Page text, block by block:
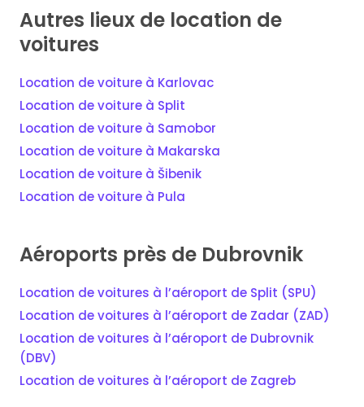
Autres lieux de location de
voitures
Location de voiture à Karlovac
Location de voiture à Split
Location de voiture à Samobor
Location de voiture à Makarska
Location de voiture à Šibenik
Location de voiture à Pula
Aéroports près de Dubrovnik
Location de voitures à l’aéroport de Split (SPU)
Location de voitures à l’aéroport de Zadar (ZAD)
Location de voitures à l’aéroport de Dubrovnik
(DBV)
Location de voitures à l’aéroport de Zagreb